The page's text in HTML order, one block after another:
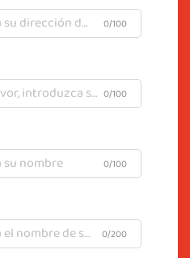
0/100
0/100
0/100
0/200